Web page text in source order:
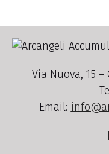
Via Nuova, 15
Email: